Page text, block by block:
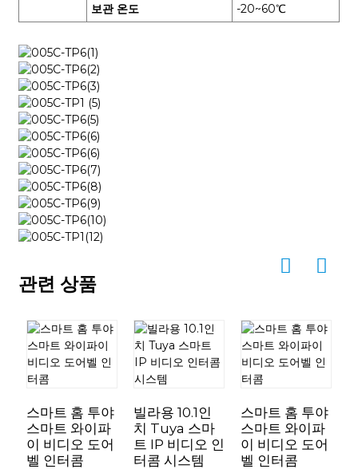
보관 온도
-20~60℃
관련 상품
스마트 홈 투야
스마트 와이파
이 비디오 도어
벨 인터콤
빌라용 10.1인
치 Tuya 스마
트 IP 비디오 인
터콤 시스템
스마트 홈 투야
스마트 와이파
이 비디오 도어
벨 인터콤